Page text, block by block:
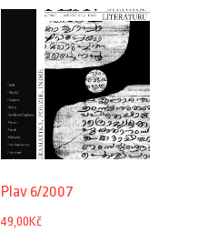
Plav 6/2007
49,00Kč